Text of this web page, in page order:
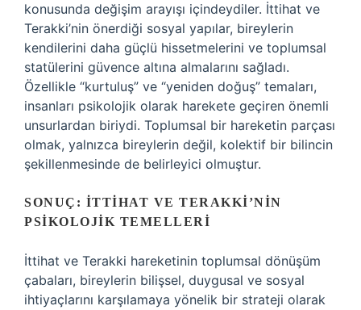
konusunda değişim arayışı içindeydiler. İttihat ve
Terakki’nin önerdiği sosyal yapılar, bireylerin
kendilerini daha güçlü hissetmelerini ve toplumsal
statülerini güvence altına almalarını sağladı.
Özellikle “kurtuluş” ve “yeniden doğuş” temaları,
insanları psikolojik olarak harekete geçiren önemli
unsurlardan biriydi. Toplumsal bir hareketin parçası
olmak, yalnızca bireylerin değil, kolektif bir bilincin
şekillenmesinde de belirleyici olmuştur.
SONUÇ: İTTIHAT VE TERAKKI’NIN
PSIKOLOJIK TEMELLERI
İttihat ve Terakki hareketinin toplumsal dönüşüm
çabaları, bireylerin bilişsel, duygusal ve sosyal
ihtiyaçlarını karşılamaya yönelik bir strateji olarak